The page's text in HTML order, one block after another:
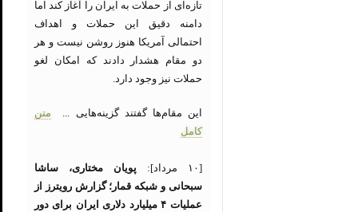
تازه‌ای از حملات به ایران را آغاز کند اما
دامنه دقیق این حملات و اهداف
احتمالی آمریکا هنوز روشن نیست و هر
دو مقام هشدار دادند که امکان لغو
حملات نیز وجود دارد.
این مقام‌ها گفتند گزینه‌هایی ... متن
کامل
[۱۰ مرداد]:
پویان مختاری، ساشا
سبحانی و شبکه قمار؛ گزارش رویترز از
عملیات ۴ میلیارد دلاری ایران برای دور